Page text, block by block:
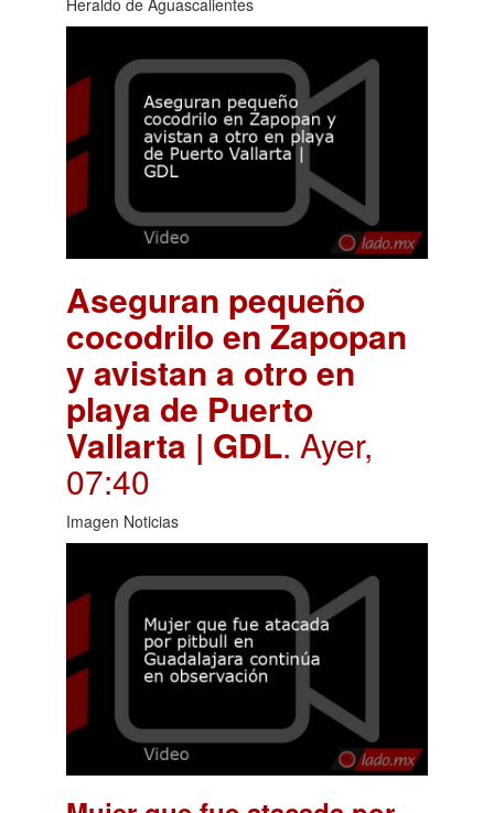
Aseguran pequeño
cocodrilo en Zapopan
y avistan a otro en
playa de Puerto
Vallarta | GDL. Ayer,
07:40
Imagen Noticias